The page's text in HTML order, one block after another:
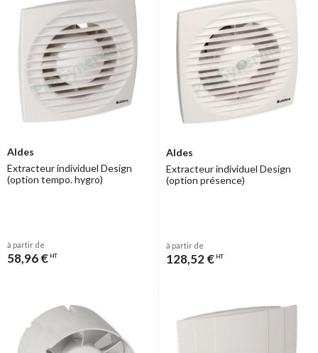
Aldes
Extracteur individuel Design
(option tempo. hygro)
à partir de
58,96 € HT
Aldes
Extracteur individuel Design
(option présence)
à partir de
128,52 € HT